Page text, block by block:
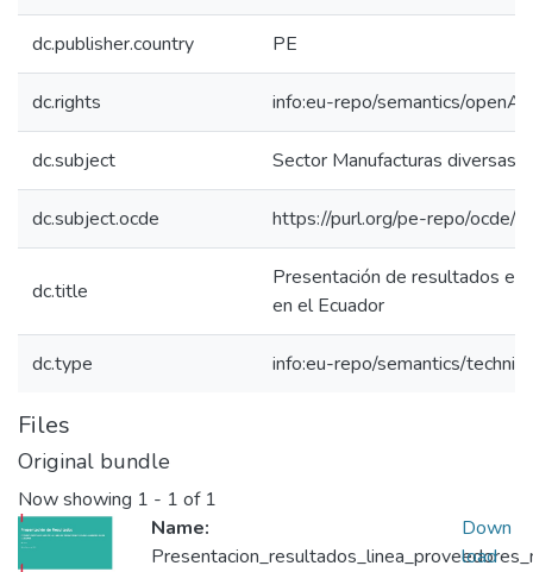
dc.publisher.country PE
dc.rights info:eu-repo/semantics/
dc.subject Sector Manufacturas diversas
dc.subject.ocde https://purl.org/pe-repo/ocde/
dc.title
Presentación de resultados
en el Ecuador
dc.type info:eu-repo/semantics/
Files
Original bundle
Now showing 1 - 1 of 1
Name:
Down
load